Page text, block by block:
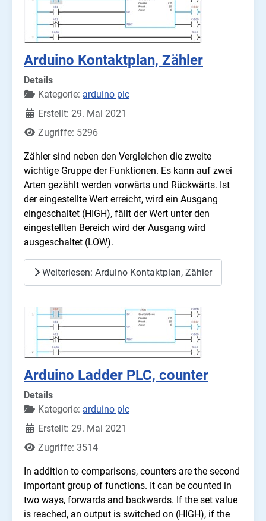
Arduino Kontaktplan, Zähler
Details
Kategorie: arduino plc
Erstellt: 29. Mai 2021
Zugriffe: 5296
Zähler sind neben den Vergleichen die zweite
wichtige Gruppe der Funktionen. Es kann auf zwei
Arten gezählt werden vorwärts und Rückwärts. Ist
der eingestellte Wert erreicht, wird ein Ausgang
eingeschaltet (HIGH), fällt der Wert unter den
eingestellten Bereich wird der Ausgang wird
ausgeschaltet (LOW).
Weiterlesen: Arduino Kontaktplan, Zähler
Arduino Ladder PLC, counter
Details
Kategorie: arduino plc
Erstellt: 29. Mai 2021
Zugriffe: 3514
In addition to comparisons, counters are the second
important group of functions. It can be counted in
two ways, forwards and backwards. If the set value
is reached, an output is switched on (HIGH), if the